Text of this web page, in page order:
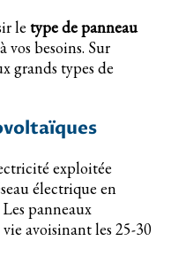
le type de panneau
vos besoins. Sur
grands types de
exploitée
électrique en
panneaux
avoisinant les 25-30